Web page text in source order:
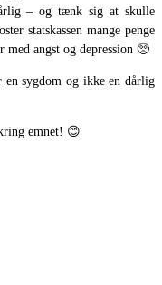
– og tænk sig at skulle
statskassen mange penge
angst og depression 🥺
sygdom og ikke en dårlig
emnet! 😊